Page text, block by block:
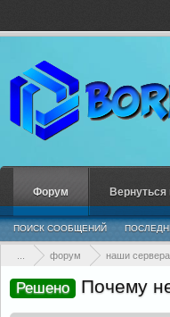
форум наши сервера
Решено Почему
Форум
ПОИСК СООБЩЕНИЙ
Вернуться